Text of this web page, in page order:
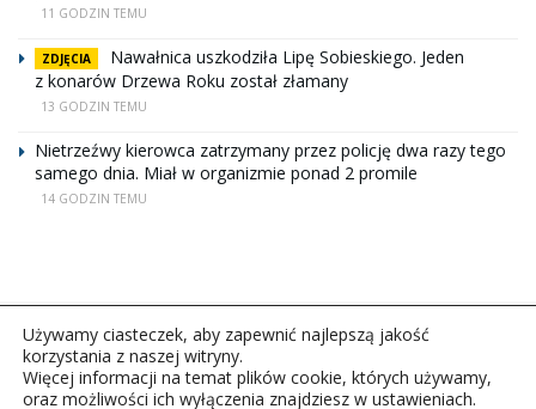
11 GODZIN TEMU
ZDJĘCIA
Nawałnica uszkodziła Lipę Sobieskiego. Jeden
z konarów Drzewa Roku został złamany
13 GODZIN TEMU
Nietrzeźwy kierowca zatrzymany przez policję dwa razy tego
samego dnia. Miał w organizmie ponad 2 promile
14 GODZIN TEMU
Używamy ciasteczek, aby zapewnić najlepszą jakość
korzystania z naszej witryny.
Więcej informacji na temat plików cookie, których używamy,
oraz możliwości ich wyłączenia znajdziesz w ustawieniach.